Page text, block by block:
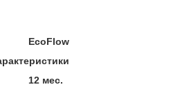
EcoFlow
12 мес.